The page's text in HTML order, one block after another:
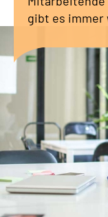
Zuweisende &
Leichte
gibt es immer